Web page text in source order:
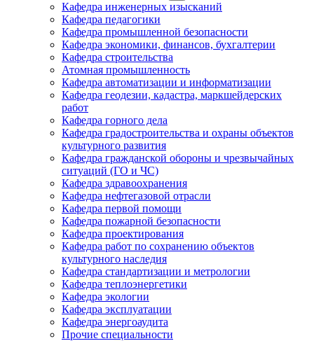
Кафедра инженерных изысканий
Кафедра педагогики
Кафедра промышленной безопасности
Кафедра экономики, финансов, бухгалтерии
Кафедра строительства
Атомная промышленность
Кафедра автоматизации и информатизации
Кафедра геодезии, кадастра, маркшейдерских
работ
Кафедра горного дела
Кафедра градостроительства и охраны объектов
культурного развития
Кафедра гражданской обороны и чрезвычайных
ситуаций (ГО и ЧС)
Кафедра здравоохранения
Кафедра нефтегазовой отрасли
Кафедра первой помощи
Кафедра пожарной безопасности
Кафедра проектирования
Кафедра работ по сохранению объектов
культурного наследия
Кафедра стандартизации и метрологии
Кафедра теплоэнергетики
Кафедра экологии
Кафедра эксплуатации
Кафедра энергоаудита
Прочие специальности